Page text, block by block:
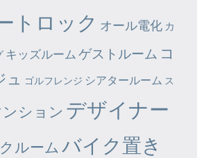
トロック オール電化 カ
キッズルーム ゲストルーム コ
ュ
ゴルフレンジ シアタールーム ス
ション デザイナー
ルーム バイク置き